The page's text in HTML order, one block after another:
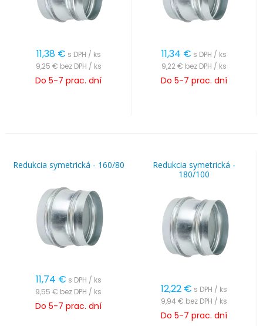
11,38 € s DPH / ks
9,25 € bez DPH / ks
Do 5-7 prac. dní
11,34 € s DPH / ks
9,22 € bez DPH / ks
Do 5-7 prac. dní
Redukcia symetrická - 160/80
11,74 € s DPH / ks
9,55 € bez DPH / ks
Do 5-7 prac. dní
Redukcia symetrická -
180/100
12,22 € s DPH / ks
9,94 € bez DPH / ks
Do 5-7 prac. dní